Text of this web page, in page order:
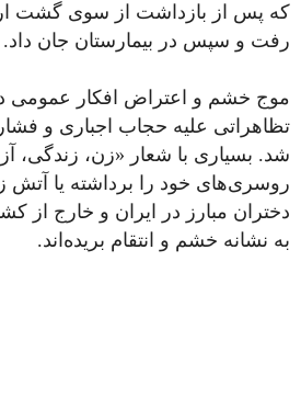
کە پس از بازداشت از سوی گشت
رفت و سپس در بیمارستان جان داد.
موج خشم و اعتراض افکار عمومی
تظاهراتی علیه حجاب اجباری و
شد. بسیاری با شعار «زن، زندگی،
روسری‌های خود را برداشته یا آتش
دختران مبارز در ایران و خارج از
به نشانه خشم و انتقام بریده‌اند.